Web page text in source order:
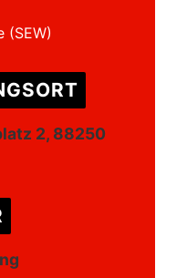
(SEW)
2, 88250